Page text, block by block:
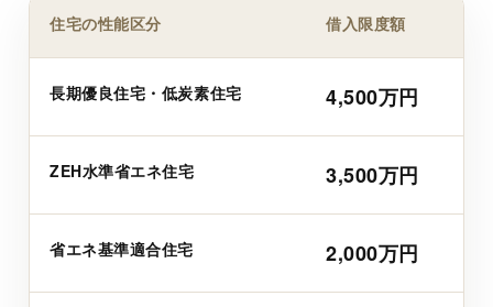
住宅の性能区分 借入限度額
長期優良住宅・低炭素住宅 4,500万円
ZEH水準省エネ住宅 3,500万円
省エネ基準適合住宅 2,000万円